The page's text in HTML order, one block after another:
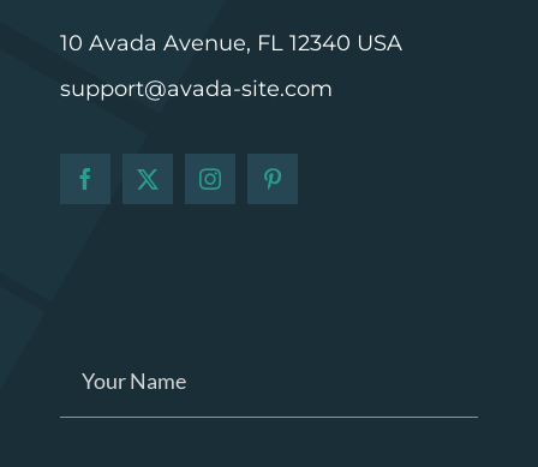
10 Avada Avenue, FL 12340 USA
support@avada-site.com